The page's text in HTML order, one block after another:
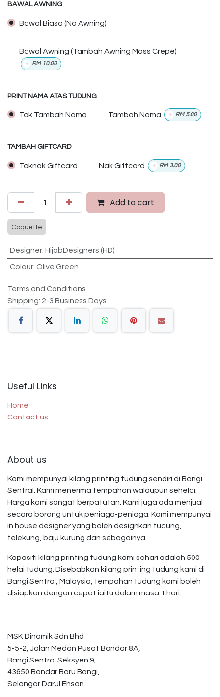
BAWAL AWNING
Bawal Biasa (No Awning)
Bawal Awning (Tambah Awning Moss Crepe)
+ RM 10.00
PRINT NAMA ATAS TUDUNG
Tak Tambah Nama Tambah Nama + RM 5.00
TAMBAH GIFTCARD
Taknak Giftcard Nak Giftcard + RM 3.00
Add to cart
Coquette
Designer: HijabDesigners (HD)
Colour: Olive Green
Terms and Conditions
Shipping: 2-3 Business Days
Useful Links
Home
Contact us
About us
Kami mempunyai kilang printing tudung sendiri di Bangi
Sentral. Kami menerima tempahan walaupun sehelai.
Harga kami sangat berpatutan. Kami juga ada menjual
secara borong untuk peniaga-peniaga. Kami mempunyai
in house designer yang boleh designkan tudung,
telekung, baju kurung dan sebagainya.
Kapasiti kilang printing tudung kami sehari adalah 500
helai tudung. Disebabkan kilang printing tudung kami di
Bangi Sentral, Malaysia, tempahan tudung kami boleh
disiapkan dengan cepat iaitu dalam masa 1 hari.
MSK Dinamik Sdn Bhd
5-5-2, Jalan Medan Pusat Bandar 8A,
Bangi Sentral Seksyen 9,
43650 Bandar Baru Bangi,
Selangor Darul Ehsan.